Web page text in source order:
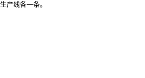
产线各一条。